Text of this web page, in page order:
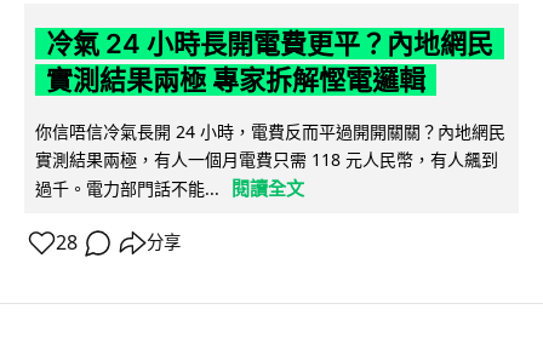
冷氣 24 小時長開電費更平？內地網民
實測結果兩極 專家拆解慳電邏輯
你信唔信冷氣長開 24 小時，電費反而平過開開關關？內地網民
實測結果兩極，有人一個月電費只需 118 元人民幣，有人飆到
過千。電力部門話不能...
閱讀全文
28 分享